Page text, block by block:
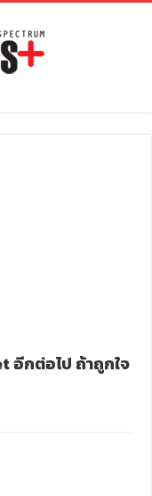
อีกต่อไป ถ้าถูกใจ